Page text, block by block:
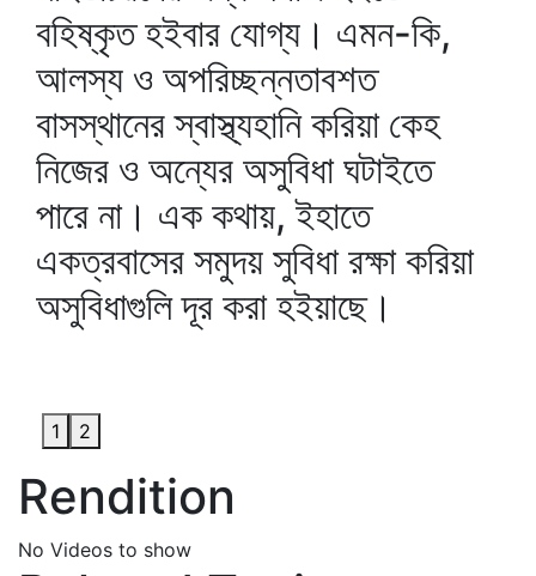
বহিষ্কৃত হইবার যোগ্য। এমন-কি,
আলস্য ও অপরিচ্ছন্নতাবশত
বাসস্থানের স্বাস্থ্যহানি করিয়া কেহ
নিজের ও অন্যের অসুবিধা ঘটাইতে
পারে না। এক কথায়, ইহাতে
একত্রবাসের সমুদয় সুবিধা রক্ষা করিয়া
অসুবিধাগুলি দূর করা হইয়াছে।
1 2
Rendition
No Videos to show